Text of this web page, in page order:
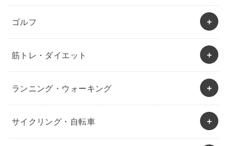
ゴルフ
筋トレ・ダイエット
ランニング・ウォーキング
サイクリング・自転車